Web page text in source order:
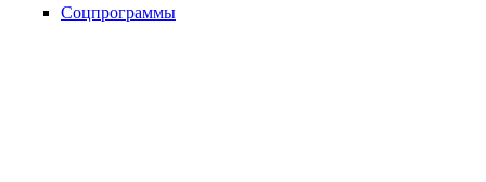
Соцпрограммы